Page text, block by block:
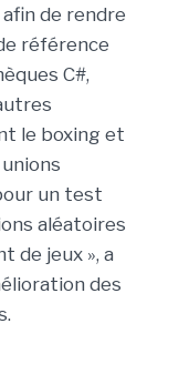
de rendre
référence
C#,
le boxing et
un test
aléatoires
de jeux », a
des